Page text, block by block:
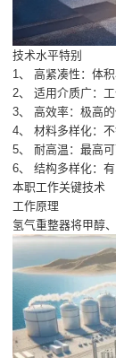
技术水平特别
1、 高紧凑性：体
2、 适用介质广：
3、 高效率：极高
4、 材料多样化：
5、 耐高温：最高
6、 结构多样化：
本职工作关键技术
工作原理
氢气重整器将甲醇